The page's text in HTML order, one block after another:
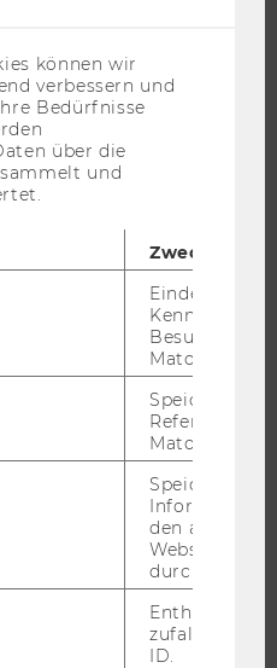
können wir
verbessern und
Bedürfnisse
über die
und
Zweck
Eindeutige
Besuchers
Matomo.
Speicherung
Referrers
Matomo.
Speicherung
den aktuellen
durch
Enthält eine
ID.